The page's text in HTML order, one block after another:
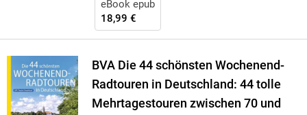
eBook epub
18,99 €
BVA Die 44 schönsten Wochenend-
Radtouren in Deutschland: 44 tolle
Mehrtagestouren zwischen 70 und